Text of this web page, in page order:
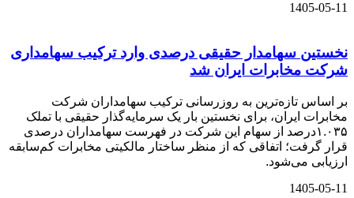
1405-05-11
نخستین سهامدار حقیقی درصدی وارد ترکیب سهامداری
شرکت مخابرات ایران شد
بر اساس تازه‌ترین به‌ روزرسانی ترکیب سهامداران شرکت
مخابرات ایران، برای نخستین بار یک سرمایه‌گذار حقیقی با تملک
۱.۰۳۵درصد از سهام این شرکت در فهرست سهامداران درصدی
قرار گرفت؛ اتفاقی که از منظر ساختار مالکیتی مخابرات کم‌سابقه
ارزیابی می‌شود.
1405-05-11